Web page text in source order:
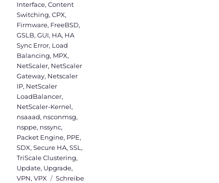
Interface,Content
Switching,CPX,
Firmware, FreeBSD,
GSLB,GUI, HA, HA
Sync Error, Load
Balancing, MPX,
NetScaler, NetScaler
Gateway, Netscaler
IP, NetScaler
LoadBalancer,
NetScaler-Kernel,
nsaaad, nsconmsg,
nsppe, nssync,
Packet Engine, PPE,
SDX,Secure HA,SSL ,
TriScale Clustering,
Update, Upgrade,
VPN,VPX
Schreibe